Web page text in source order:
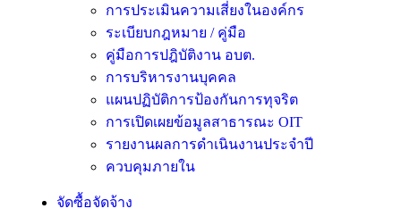
การประเมินความเสี่ยงในองค์กร
ระเบียบกฎหมาย / คู่มือ
คู่มือการปฎิบัติงาน อบต.
การบริหารงานบุคคล
แผนปฏิบัติการป้องกันการทุจริต
การเปิดเผยข้อมูลสาธารณะ OIT
รายงานผลการดำเนินงานประจำปี
ควบคุมภายใน
จัดซื้อจัดจ้าง